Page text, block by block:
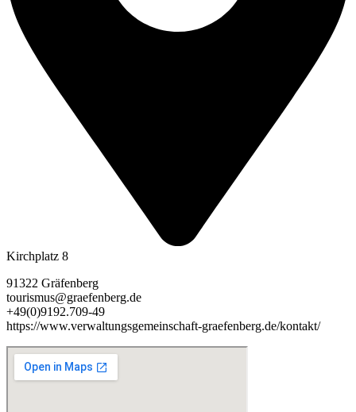
Kirchplatz 8
91322 Gräfenberg
tourismus@graefenberg.de
+49(0)9192.709-49
https://www.verwaltungsgemeinschaft-graefenberg.de/kontakt/